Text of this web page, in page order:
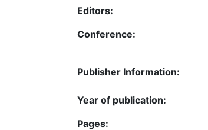
Editors:
Conference:
Publisher Information:
Year of publication:
Pages: